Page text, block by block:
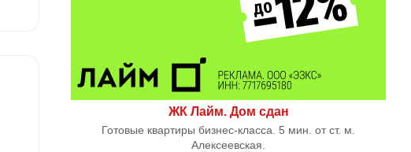
ЖК Лайм. Дом сдан
Готовые квартиры бизнес-класса. 5 мин. от ст. м.
Алексеевская.